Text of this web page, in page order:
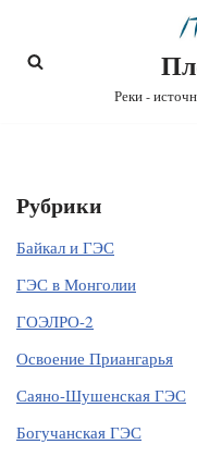
Перейти
Реки -
Рубрики
Байкал и ГЭС
ГЭС в Монголии
ГОЭЛРО-2
Освоение Приангарья
Саяно-Шушенская ГЭС
Богучанская ГЭС